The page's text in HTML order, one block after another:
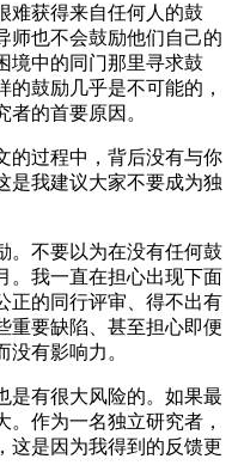
获得来自任何人的鼓
师也不会鼓励他们自己的
境中的同门那里寻求鼓
鼓励几乎是不可能的，
的首要原因。
过程中，背后没有与你
是我建议大家不要成为独
不要以为在没有任何鼓
。我一直在担心出现下面
正的同行评审、得不出有
重要缺陷、甚至担心即便
有影响力。
有很大风险的。如果最
作为一名独立研究者，
这是因为我得到的反馈更